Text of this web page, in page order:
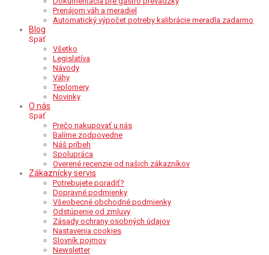
Prenájom váh a meradiel
Automatický výpočet potreby kalibrácie meradla zadarmo
Blog
Späť
Všetko
Legislatíva
Návody
Váhy
Teplomery
Novinky
O nás
Späť
Prečo nakupovať u nás
Balíme zodpovedne
Náš príbeh
Spolupráca
Overené recenzie od našich zákazníkov
Zákaznícky servis
Potrebujete poradiť?
Dopravné podmienky
Všeobecné obchodné podmienky
Odstúpenie od zmluvy
Zásady ochrany osobných údajov
Nastavenia cookies
Slovník pojmov
Newsletter